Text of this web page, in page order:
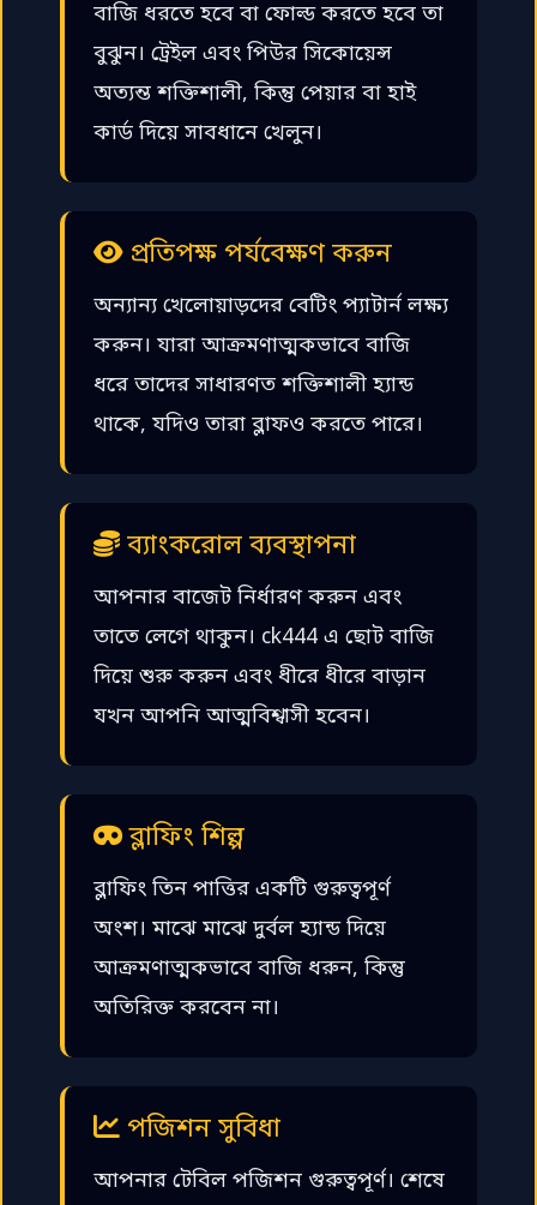
বাজি ধরতে হবে বা ফোল্ড করতে হবে তা
বুঝুন। ট্রেইল এবং পিউর সিকোয়েন্স
অত্যন্ত শক্তিশালী, কিন্তু পেয়ার বা হাই
কার্ড দিয়ে সাবধানে খেলুন।
প্রতিপক্ষ পর্যবেক্ষণ করুন
অন্যান্য খেলোয়াড়দের বেটিং প্যাটার্ন লক্ষ্য
করুন। যারা আক্রমণাত্মকভাবে বাজি
ধরে তাদের সাধারণত শক্তিশালী হ্যান্ড
থাকে, যদিও তারা ব্লাফও করতে পারে।
ব্যাংকরোল ব্যবস্থাপনা
আপনার বাজেট নির্ধারণ করুন এবং
তাতে লেগে থাকুন। ck444 এ ছোট বাজি
দিয়ে শুরু করুন এবং ধীরে ধীরে বাড়ান
যখন আপনি আত্মবিশ্বাসী হবেন।
ব্লাফিং শিল্প
ব্লাফিং তিন পাত্তির একটি গুরুত্বপূর্ণ
অংশ। মাঝে মাঝে দুর্বল হ্যান্ড দিয়ে
আক্রমণাত্মকভাবে বাজি ধরুন, কিন্তু
অতিরিক্ত করবেন না।
পজিশন সুবিধা
আপনার টেবিল পজিশন গুরুত্বপূর্ণ। শেষে